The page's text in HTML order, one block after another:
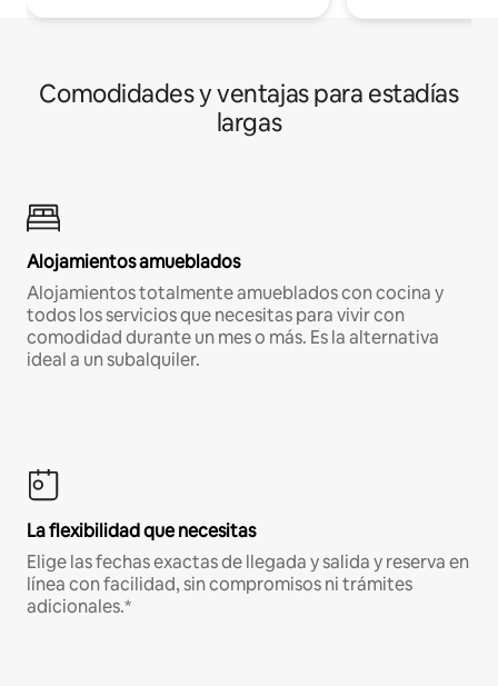
Comodidades y ventajas para estadías
largas
Alojamientos amueblados
Alojamientos totalmente amueblados con cocina y
todos los servicios que necesitas para vivir con
comodidad durante un mes o más. Es la alternativa
ideal a un subalquiler.
La flexibilidad que necesitas
Elige las fechas exactas de llegada y salida y reserva en
línea con facilidad, sin compromisos ni trámites
adicionales.*